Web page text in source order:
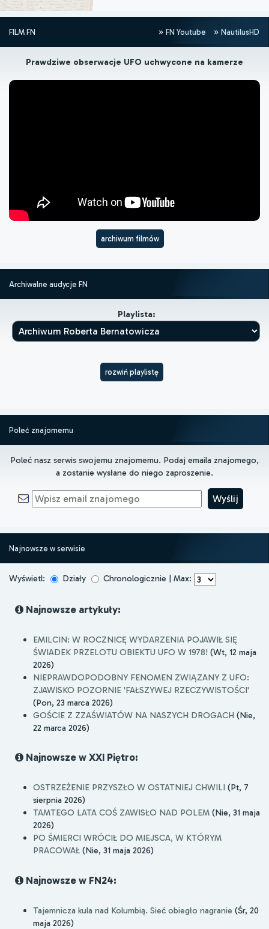
FILM FN FN Youtube NautilusHD
Prawdziwe obserwacje UFO uchwycone na kamerze
archiwum filmów
Archiwalne audycje FN
Playlista:
rozwiń playlistę
Poleć znajomemu
Poleć nasz serwis swojemu znajomemu. Podaj emaila znajomego,
a zostanie wysłane do niego zaproszenie.
Najnowsze w serwisie
Wyświetl: Działy Chronologicznie | Max:
Najnowsze artykuły:
EMILCIN: W ROCZNICĘ WYDARZENIA POJAWIŁ SIĘ
ŚWIADEK PRZELOTU OBIEKTU UFO W 1978! (Wt, 12 maja
2026)
NIEPRAWDOPODOBNY FENOMEN ZWIĄZANY Z UFO:
ZJAWISKO POZORNIE 'FAŁSZYWEJ RZECZYWISTOŚCI'
(Pon, 23 marca 2026)
GOŚCIE Z ZZAŚWIATÓW NA NASZYCH DROGACH (Nie,
22 marca 2026)
Najnowsze w XXI Piętro:
OSTRZEŻENIE PRZYSZŁO W OSTATNIEJ CHWILI (Pt, 7
sierpnia 2026)
TAMTEGO LATA COŚ ZAWISŁO NAD POLEM (Nie, 31 maja
2026)
PO ŚMIERCI WRÓCIŁ DO MIEJSCA, W KTÓRYM
PRACOWAŁ (Nie, 31 maja 2026)
Najnowsze w FN24:
Tajemnicza kula nad Kolumbią. Sieć obiegło nagranie (Śr, 20
maja 2026)